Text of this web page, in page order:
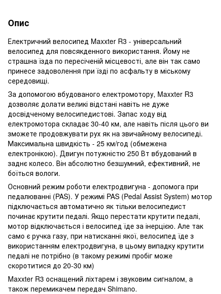
Опис
Електричний велосипед Maxxter R3 - універсальний
велосипед для повсякденного використання. Йому не
страшна їзда по пересіченій місцевості, але він так само
принесе задоволення при їзді по асфальту в міському
середовищі.
За допомогою вбудованого електромотору, Maxxter R3
дозволяє долати великі відстані навіть не дуже
досвідченому велосипедистові. Запас ходу від
електромотора складає 30-40 км, але навіть після цього ви
зможете продовжувати рух як на звичайному велосипеді.
Максимальна швидкість - 25 км/год (обмежена
електронікою). Двигун потужністю 250 Вт вбудований в
заднє колесо. Він абсолютно безшумний, ефективний, не
боїться вологи.
Основний режим роботи електродвигуна - допомога при
педалюванні (PAS). У режимі PAS (Pedal Assist System) мотор
підключається автоматично як тільки велосипедист
починає крутити педалі. Якщо перестати крутити педалі,
мотор відключається і велосипед їде за інерцією. Але так
само є ручка газу, при натисканні якої, велосипед їде з
використанням електродвигуна, в цьому випадку крутити
педалі не потрібно (в такому режимі пробіг може
скоротитися до 20-30 км)
Maxxter R3 оснащений ліхтарем і звуковим сигналом, а
також перемикачем передач Shimano.